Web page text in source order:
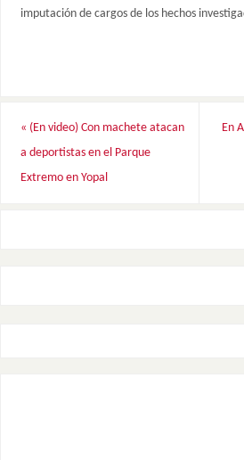
imputación de cargos de los hechos
« (En video) Con machete atacan
a deportistas en el Parque
Extremo en Yopal
En